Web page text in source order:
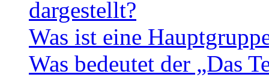
dargestellt?
Was ist eine
Was bedeutet der „Das